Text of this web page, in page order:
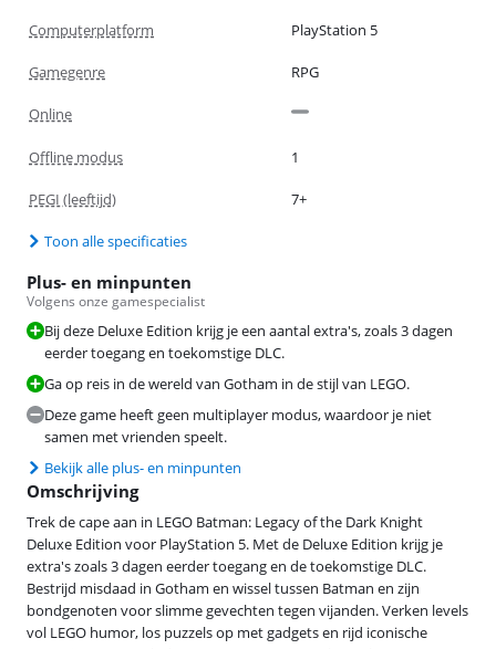
Computerplatform PlayStation 5
Gamegenre RPG
Online
Offline modus 1
PEGI (leeftijd) 7+
Toon alle specificaties
Plus- en minpunten
Volgens onze gamespecialist
Bij deze Deluxe Edition krijg je een aantal extra's, zoals 3 dagen
eerder toegang en toekomstige DLC.
Ga op reis in de wereld van Gotham in de stijl van LEGO.
Deze game heeft geen multiplayer modus, waardoor je niet
samen met vrienden speelt.
Bekijk alle plus- en minpunten
Omschrijving
Trek de cape aan in LEGO Batman: Legacy of the Dark Knight
Deluxe Edition voor PlayStation 5. Met de Deluxe Edition krijg je
extra's zoals 3 dagen eerder toegang en de toekomstige DLC.
Bestrijd misdaad in Gotham en wissel tussen Batman en zijn
bondgenoten voor slimme gevechten tegen vijanden. Verken levels
vol LEGO humor, los puzzels op met gadgets en rijd iconische